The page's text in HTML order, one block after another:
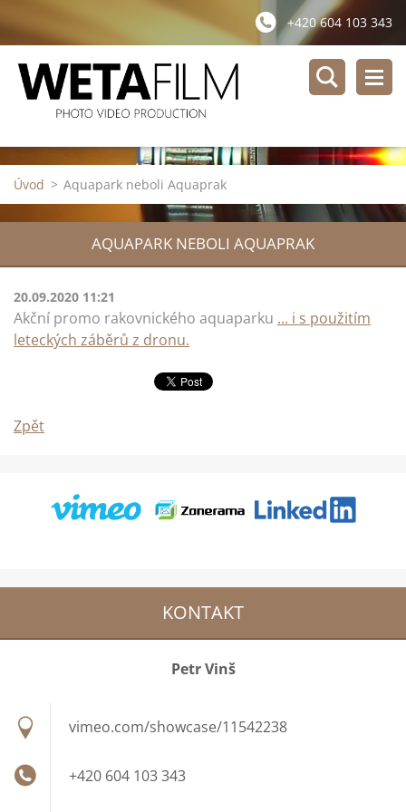
+420 604 103 343
Úvod > Aquapark neboli Aquaprak
AQUAPARK NEBOLI AQUAPRAK
20.09.2020 11:21
Akční promo rakovnického aquaparku ... i s použitím
leteckých záběrů z dronu.
Zpět
KONTAKT
Petr Vinš
vimeo.com/showcase/11542238
+420 604 103 343